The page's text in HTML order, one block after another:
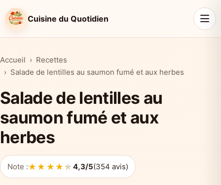
Cuisine du Quotidien
Accueil
Recettes
Salade de lentilles au saumon fumé et aux herbes
Salade de lentilles au
saumon fumé et aux
herbes
Note :★★★★★
★★★★★4,3/5(354 avis)